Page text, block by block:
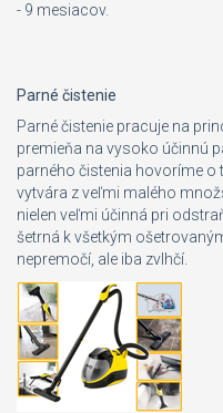
- 9 mesiacov.
Parné čistenie
Parné čistenie pracuje na
premieňa na vysoko účinnú
parného čistenia hovoríme o
vytvára z veľmi malého
nielen veľmi účinná pri
šetrná k všetkým
nepremočí, ale iba zvlhčí.